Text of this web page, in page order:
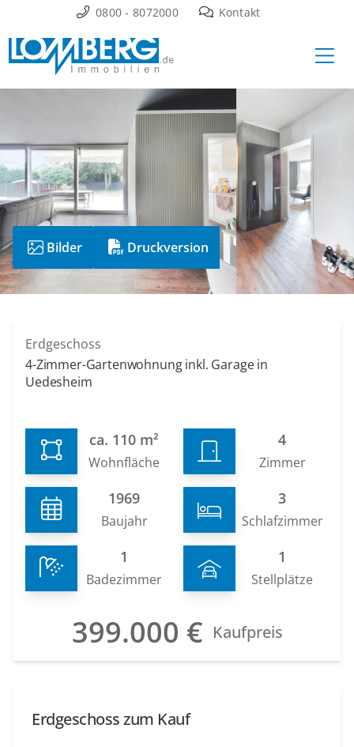
Inhalt
springen
0800 - 8072000 Kontakt
Bilder Druckversion
Erdgeschoss
4-Zimmer-Gartenwohnung inkl. Garage in
Uedesheim
ca. 110 m²
Wohnfläche
4
Zimmer
1969
Baujahr
3
Schlafzimmer
1
Badezimmer
1
Stellplätze
399.000 € Kaufpreis
Erdgeschoss zum Kauf